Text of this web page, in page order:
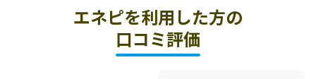
エネピを利用した方の
口コミ評価